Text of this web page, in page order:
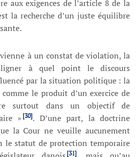
aux exigences de l’article 8 de la
la recherche d’un juste équilibre
à un constat de violation, la
à quel point le discours
par la situation politique : la
le produit d’un exercice de
surtout dans un objectif de
» [30]. D’une part, la doctrine
la Cour ne veuille aucunement
le statut de protection temporaire
[31]